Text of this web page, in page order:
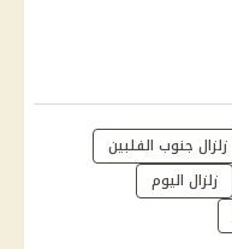
زلزال جنوب الفلبين
زلزال اليوم